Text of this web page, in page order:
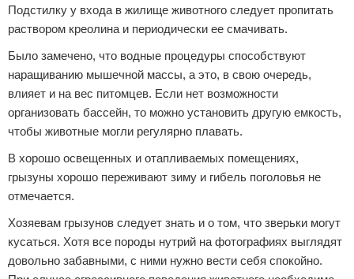
Подстилку у входа в жилище животного следует пропитать
раствором креолина и периодически ее смачивать.
Было замечено, что водные процедуры способствуют
наращиванию мышечной массы, а это, в свою очередь,
влияет и на вес питомцев. Если нет возможности
организовать бассейн, то можно установить другую емкость,
чтобы животные могли регулярно плавать.
В хорошо освещенных и отапливаемых помещениях,
грызуны хорошо переживают зиму и гибель поголовья не
отмечается.
Хозяевам грызунов следует знать и о том, что зверьки могут
кусаться. Хотя все породы нутрий на фотографиях выглядят
довольно забавными, с ними нужно вести себя спокойно.